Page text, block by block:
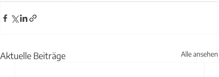
Aktuelle Beiträge Alle ansehen